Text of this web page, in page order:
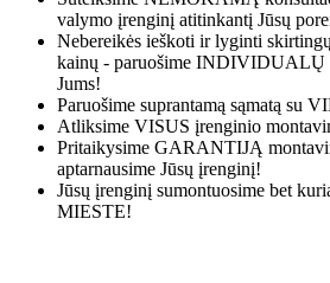
valymo įrenginį atitinkantį Jūsų
Nebereikės ieškoti ir lyginti
kainų - paruošime INDIVIDUALŲ
Jums!
Paruošime suprantamą sąmatą su
Atliksime VISUS įrenginio
Pritaikysime GARANTIJĄ
aptarnausime Jūsų įrenginį!
Jūsų įrenginį sumontuosime bet
MIESTE!